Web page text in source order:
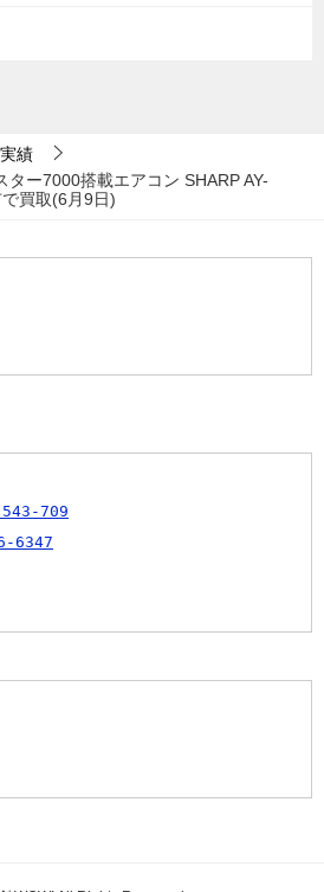
績
ター7000搭載エアコン SHARP AY-
買取(6月9日)
709
6347